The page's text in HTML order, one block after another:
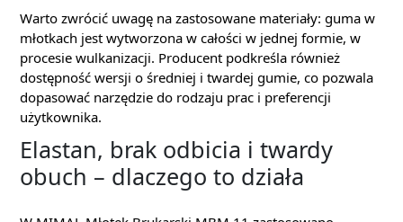
Warto zwrócić uwagę na zastosowane materiały: guma w
młotkach jest wytworzona w całości w jednej formie, w
procesie wulkanizacji. Producent podkreśla również
dostępność wersji o średniej i twardej gumie, co pozwala
dopasować narzędzie do rodzaju prac i preferencji
użytkownika.
Elastan, brak odbicia i twardy
obuch – dlaczego to działa